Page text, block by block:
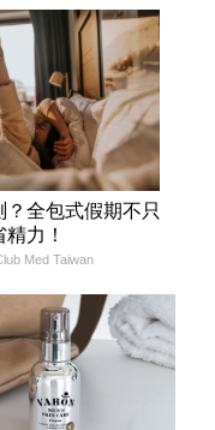
全包式假期不只
力！
Med Taiwan